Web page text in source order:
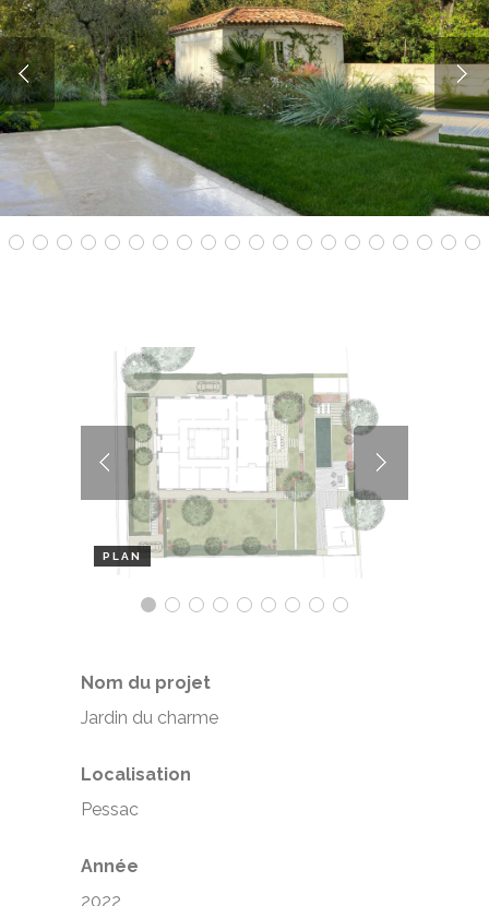
PLAN
Nom du projet
Jardin du charme
Localisation
Pessac
Année
2022